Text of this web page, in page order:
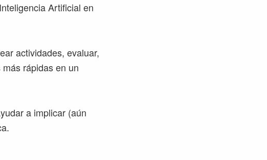
Artificial en
actividades, evaluar,
rápidas en un
a implicar (aún